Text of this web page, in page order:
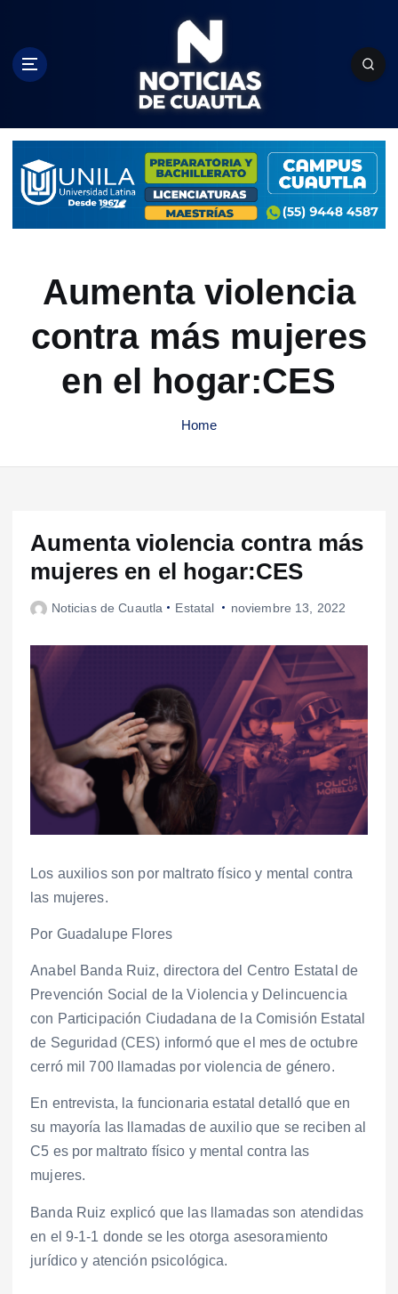
c
Aumenta violencia
contra más mujeres
en el hogar:CES
Home
Aumenta violencia contra más
mujeres en el hogar:CES
Noticias de Cuautla Estatal noviembre 13, 2022
Los auxilios son por maltrato físico y mental contra
las mujeres.
Por Guadalupe Flores
Anabel Banda Ruiz, directora del Centro Estatal de
Prevención Social de la Violencia y Delincuencia
con Participación Ciudadana de la Comisión Estatal
de Seguridad (CES) informó que el mes de octubre
cerró mil 700 llamadas por violencia de género.
En entrevista, la funcionaria estatal detalló que en
su mayoría las llamadas de auxilio que se reciben al
C5 es por maltrato físico y mental contra las
mujeres.
Banda Ruiz explicó que las llamadas son atendidas
en el 9-1-1 donde se les otorga asesoramiento
jurídico y atención psicológica.